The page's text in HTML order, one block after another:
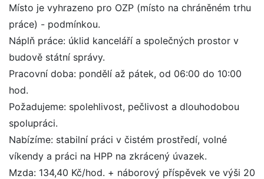
Místo je vyhrazeno pro OZP (místo na chráněném trhu
práce) - podmínkou.
Náplň práce: úklid kanceláří a společných prostor v
budově státní správy.
Pracovní doba: pondělí až pátek, od 06:00 do 10:00
hod.
Požadujeme: spolehlivost, pečlivost a dlouhodobou
spolupráci.
Nabízíme: stabilní práci v čistém prostředí, volné
víkendy a práci na HPP na zkrácený úvazek.
Mzda: 134,40 Kč/hod. + náborový příspěvek ve výši 20